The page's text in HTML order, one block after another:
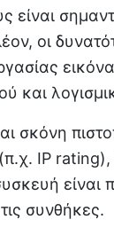
είναι
οι
και
σκόνη
IP
είναι
συνθήκες.